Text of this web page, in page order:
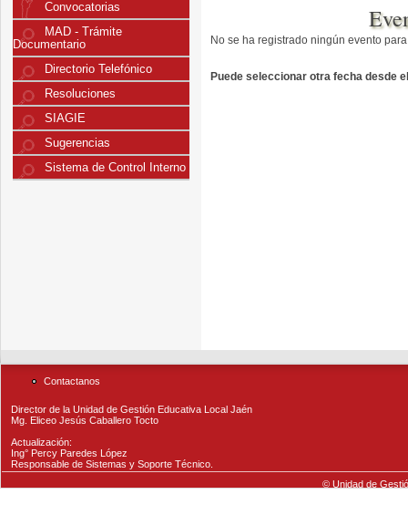
Convocatorias
MAD - Trámite
Documentario
Directorio Telefónico
Resoluciones
SIAGIE
Sugerencias
Sistema de Control Interno
No se ha registrado ningún evento
Puede seleccionar otra fecha desde
Contactanos
Director de la Unidad de Gestión Educativa Local Jaén
Mg. Eliceo Jesús Caballero Tocto
Actualización:
Ing° Percy Paredes López
Responsable de Sistemas y Soporte Técnico.
© Unidad de